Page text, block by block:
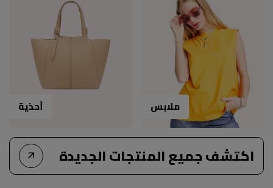
ملابس أحذية
اكتشف جميع المنتجات الجديدة